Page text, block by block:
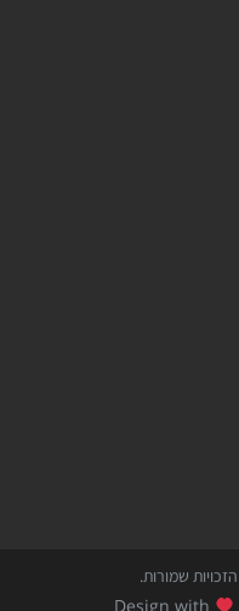
Design with